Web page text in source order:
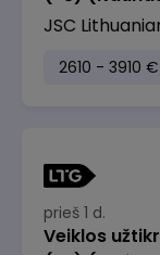
JSC
2610 - 3910
prieš 1 d.
Veiklos